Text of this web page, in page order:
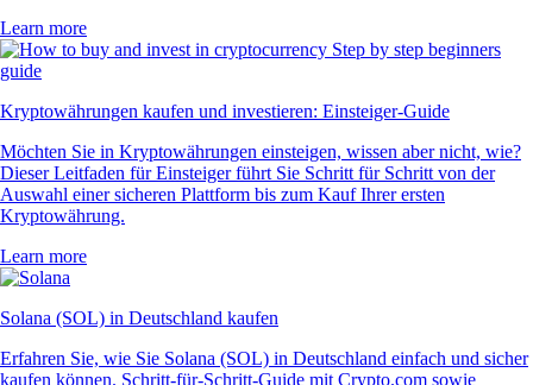
Learn more
Kryptowährungen kaufen und investieren: Einsteiger-Guide
Möchten Sie in Kryptowährungen einsteigen, wissen aber nicht, wie?
Dieser Leitfaden für Einsteiger führt Sie Schritt für Schritt von der
Auswahl einer sicheren Plattform bis zum Kauf Ihrer ersten
Kryptowährung.
Learn more
Solana (SOL) in Deutschland kaufen
Erfahren Sie, wie Sie Solana (SOL) in Deutschland einfach und sicher
kaufen können. Schritt-für-Schritt-Guide mit Crypto.com sowie